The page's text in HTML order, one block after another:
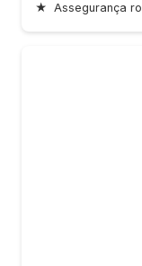
★ Assegurança